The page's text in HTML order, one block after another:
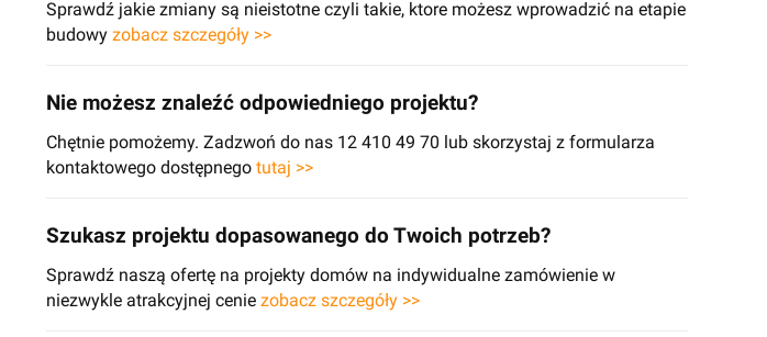
Sprawdź jakie zmiany są nieistotne czyli takie, ktore możesz wprowadzić na etapie
budowy zobacz szczegóły >>
Nie możesz znaleźć odpowiedniego projektu?
Chętnie pomożemy. Zadzwoń do nas 12 410 49 70 lub skorzystaj z formularza
kontaktowego dostępnego tutaj >>
Szukasz projektu dopasowanego do Twoich potrzeb?
Sprawdź naszą ofertę na projekty domów na indywidualne zamówienie w
niezwykle atrakcyjnej cenie zobacz szczegóły >>